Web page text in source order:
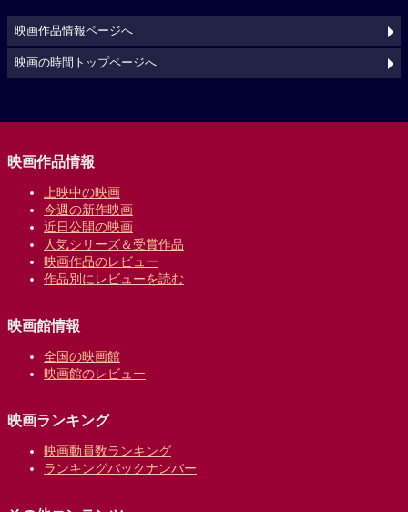
映画作品情報ページへ
映画の時間トップページへ
映画作品情報
上映中の映画
今週の新作映画
近日公開の映画
人気シリーズ＆受賞作品
映画作品のレビュー
作品別にレビューを読む
映画館情報
全国の映画館
映画館のレビュー
映画ランキング
映画動員数ランキング
ランキングバックナンバー